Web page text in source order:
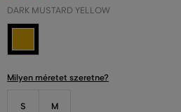
DARK MUSTARD YELLOW
Milyen méretet szeretne?
S M